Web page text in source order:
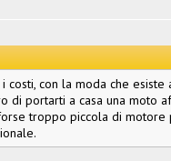
con la moda che
di portarti a casa una moto
troppo piccola di motore